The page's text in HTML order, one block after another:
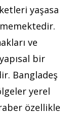
yaşasa
ve
bir
Bangladeş
yerel
özellikle